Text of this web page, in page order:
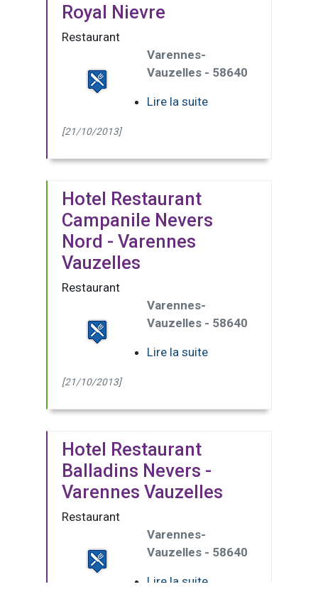
Royal Nievre
Restaurant
Varennes-
Vauzelles - 58640
Lire la suite
[21/10/2013]
Hotel Restaurant
Campanile Nevers
Nord - Varennes
Vauzelles
Restaurant
Varennes-
Vauzelles - 58640
Lire la suite
[21/10/2013]
Hotel Restaurant
Balladins Nevers -
Varennes Vauzelles
Restaurant
Varennes-
Vauzelles - 58640
Lire la suite